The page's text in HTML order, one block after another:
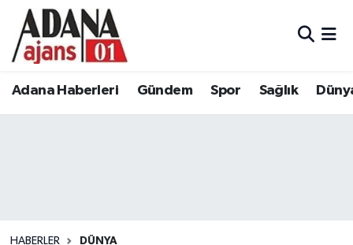
Adana Haberleri Gündem Spor Sağlık
HABERLER DÜNYA
Adana Haberleri
Adana Nöbetçi Eczaneler